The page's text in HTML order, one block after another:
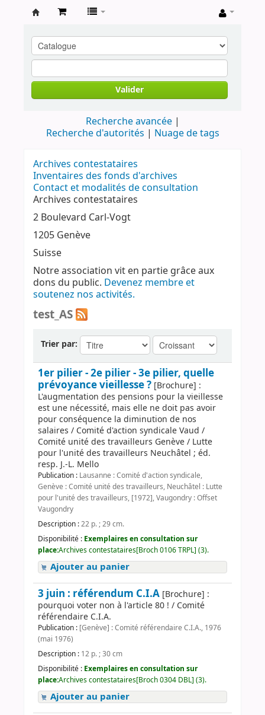
contestataires
Valider
Recherche avancée
Recherche d'autorités
Nuage de tags
Archives contestataires
Inventaires des fonds d'archives
Contact et modalités de consultation
Archives contestataires
2 Boulevard Carl-Vogt
1205 Genève
Suisse
Notre association vit en partie grâce aux
dons du public. Devenez membre et
soutenez nos activités.
test_AS
Trier par:
1er pilier - 2e pilier - 3e pilier, quelle
prévoyance vieillesse ? [Brochure] :
L'augmentation des pensions pour la vieillesse
est une nécessité, mais elle ne doit pas avoir
pour conséquence la diminution de nos
salaires / Comité d'action syndicale Vaud /
Comité unité des travailleurs Genève / Lutte
pour l'unité des travailleurs Neuchâtel ; éd.
resp. J.-L. Mello
Publication : Lausanne : Comité d'action syndicale,
Genève : Comité unité des travailleurs, Neuchâtel : Lutte
pour l'unité des travailleurs, [1972], Vaugondry : Offset
Vaugondry
Description :22 p. ; 29 cm.
Disponibilité : Exemplaires en consultation sur
place:Archives contestataires[Broch 0106 TRPL] (3).
Ajouter au panier
3 juin : référendum C.I.A [Brochure] :
pourquoi voter non à l'article 80 ! / Comité
référendaire C.I.A.
Publication : [Genève] : Comité référendaire C.I.A., 1976
(mai 1976)
Description : 12 p. ; 30 cm
Disponibilité : Exemplaires en consultation sur
place:Archives contestataires[Broch 0304 DBL] (3).
Ajouter au panier